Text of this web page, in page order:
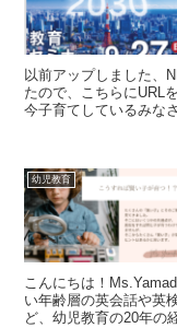
以前アップしました、
たので、こちらにURL
今子育てしているみなさん
幼児教育
こんにちは！
い年齢層の英会話や英
ど、幼児教育の20年の